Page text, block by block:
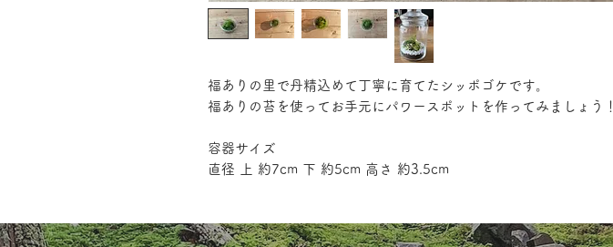
福ありの里で丹精込めて丁寧に育てたシッポゴケです。
福ありの苔を使ってお手元にパワースポットを作ってみましょう！
容器サイズ
直径 上 約7cm 下 約5cm 高さ 約3.5cm